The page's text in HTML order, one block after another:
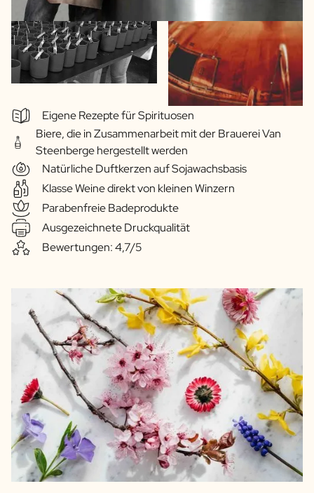
Eigene Rezepte für Spirituosen
Biere, die in Zusammenarbeit mit der Brauerei Van
Steenberge hergestellt werden
Natürliche Duftkerzen auf Sojawachsbasis
Klasse Weine direkt von kleinen Winzern
Parabenfreie Badeprodukte
Ausgezeichnete Druckqualität
Bewertungen: 4,7/5